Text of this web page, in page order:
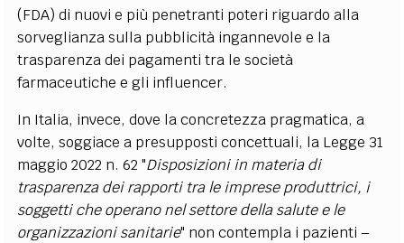
(FDA) di nuovi e più penetranti poteri riguardo alla
sorveglianza sulla pubblicità ingannevole e la
trasparenza dei pagamenti tra le società
farmaceutiche e gli influencer.
In Italia, invece, dove la concretezza pragmatica, a
volte, soggiace a presupposti concettuali, la Legge 31
maggio 2022 n. 62 "Disposizioni in materia di
trasparenza dei rapporti tra le imprese produttrici, i
soggetti che operano nel settore della salute e le
organizzazioni sanitarie" non contempla i pazienti –